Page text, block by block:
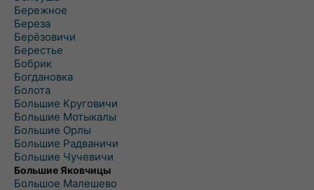
Бережное
Береза
Берёзовичи
Берестье
Бобрик
Богдановка
Болота
Большие Круговичи
Большие Мотыкалы
Большие Орлы
Большие Радваничи
Большие Чучевичи
Большие Яковчицы
Большое Малешево